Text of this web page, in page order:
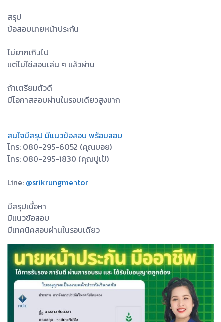
สรุป
ข้อสอบนายหน้าประกัน
ไม่ยากเกินไป
แต่ไม่ใช่สอบเล่น ๆ แล้วผ่าน
ถ้าเตรียมตัวดี
มีโอกาสสอบผ่านในรอบเดียวสูงมาก
สนใจมีสรุป มีแนวข้อสอบ พร้อมสอบ
โทร: 080-295-6052 (คุณบอย)
โทร: 080-295-1830 (คุณปูเป้)
Line: @srikrungmentor
มีสรุปเนื้อหา
มีแนวข้อสอบ
มีเทคนิคสอบผ่านในรอบเดียว